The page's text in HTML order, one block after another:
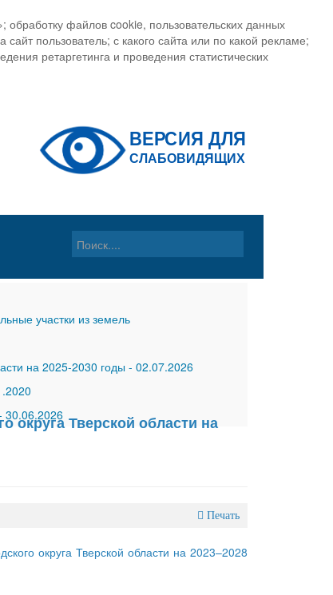
файлов cookie, пользовательских данных
пользователь; с какого сайта или по какой рекламе;
ретаргетинга и проведения статистических
участки из земель
на 2025-2030 годы - 02.07.2026
30.06.2026
округа Тверской области на
Печать
округа Тверской области на 2023–2028